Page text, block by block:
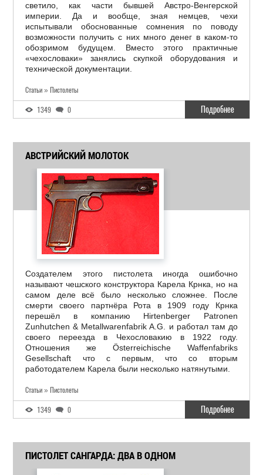
светило, как части бывшей Австро-Венгерской
империи. Да и вообще, зная немцев, чехи
испытывали обоснованные сомнения по поводу
возможности получить с них много денег в каком-то
обозримом будущем. Вместо этого практичные
«чехословаки» занялись скупкой оборудования и
технической документации.
Статьи » Пистолеты
1349 0 Подробнее
АВСТРИЙСКИЙ МОЛОТОК
Создателем этого пистолета иногда ошибочно
называют чешского конструктора Карела Крнка, но на
самом деле всё было несколько сложнее. После
смерти своего партнёра Рота в 1909 году Крнка
перешёл в компанию Hirtenberger Patronen
Zunhutchen & Metallwarenfabrik A.G. и работал там до
своего переезда в Чехословакию в 1922 году.
Отношения же Österreichische Waffenfabriks
Gesellschaft что с первым, что со вторым
работодателем Карела были несколько натянутыми.
Статьи » Пистолеты
1349 0 Подробнее
ПИСТОЛЕТ САНГАРДА: ДВА В ОДНОМ